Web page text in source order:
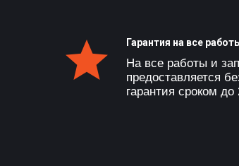
Гарантия на все
На все работы и
предоставляется
гарантия сроком до